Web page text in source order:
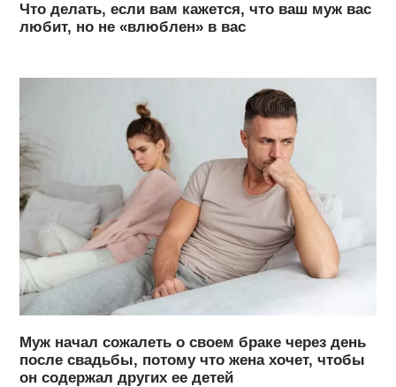
Что делать, если вам кажется, что ваш муж вас
любит, но не «влюблен» в вас
Муж начал сожалеть о своем браке через день
после свадьбы, потому что жена хочет, чтобы
он содержал других ее детей